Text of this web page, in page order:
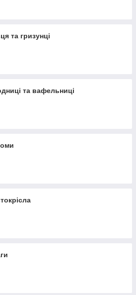
та гризунці
та вафельниці